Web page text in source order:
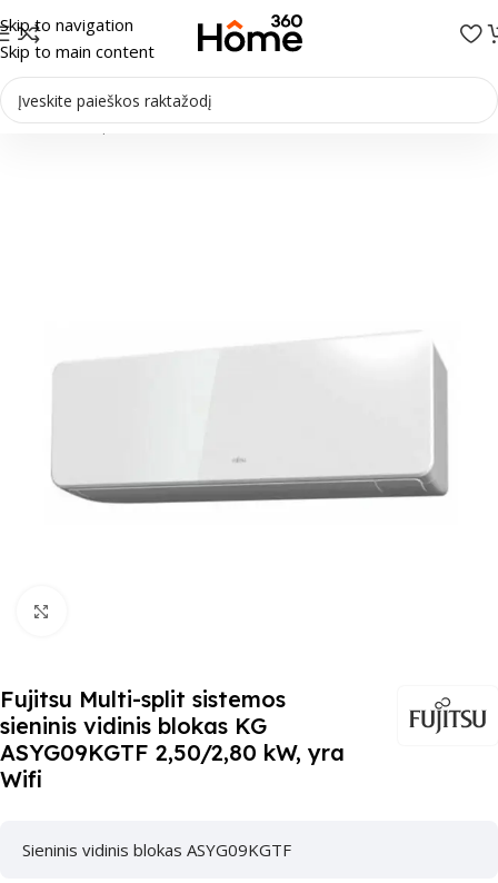
Skip to navigation
Skip to main content
Pradžia/Multi-Split sistemos/Vidiniai blokai
Fujitsu Multi-split sistemos
sieninis vidinis blokas KG
ASYG09KGTF 2,50/2,80 kW, yra
Wifi
Sieninis vidinis blokas ASYG09KGTF